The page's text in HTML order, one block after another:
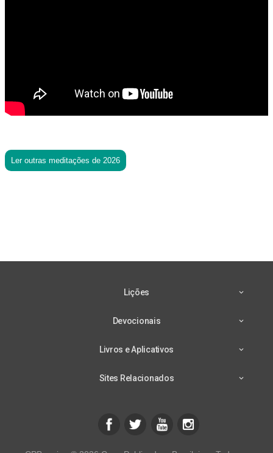
Ler outras meditações de 2026
Lições
Devocionais
Livros e Aplicativos
Sites Relacionados